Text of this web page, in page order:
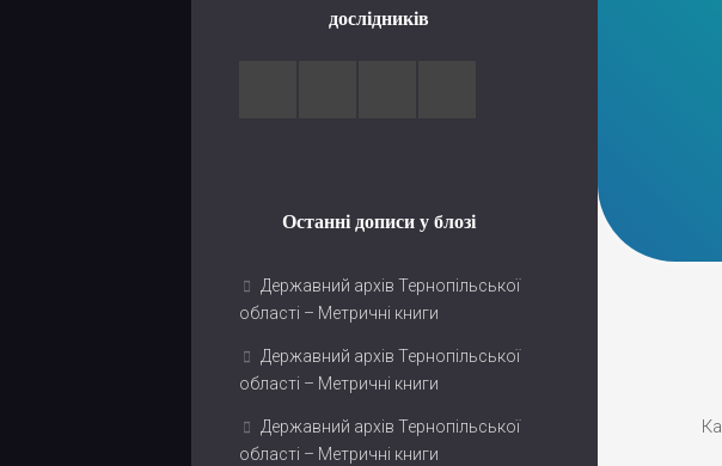
дослідників
Останні дописи у блозі
Державний архів Тернопільської
області – Метричні книги
Державний архів Тернопільської
області – Метричні книги
Державний архів Тернопільської
області – Метричні книги